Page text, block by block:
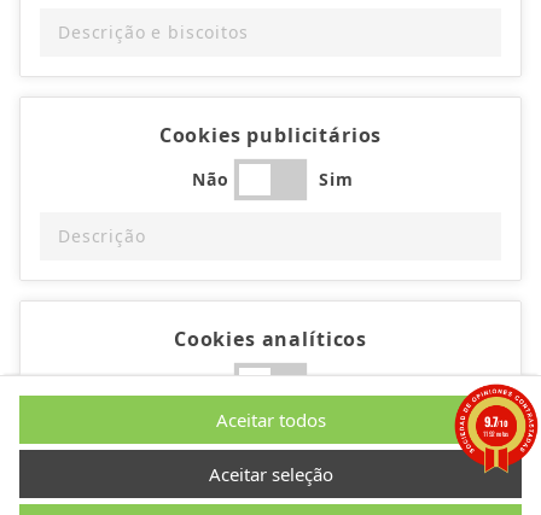
Descrição e biscoitos
Cookies publicitários
Não Sim
Descrição
Cookies analíticos
Não Sim
Descrição
Aceitar seleção
Aceitar todos 9.7/10
1192 notas